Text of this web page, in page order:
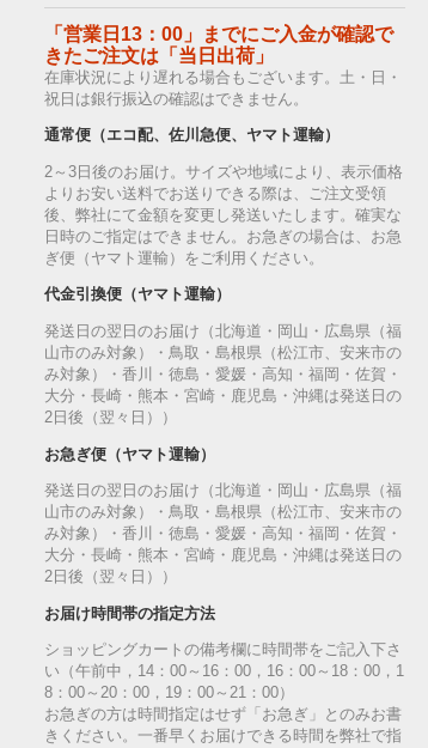
「営業日13：00」までにご入金が確認で
きたご注文は「当日出荷」
在庫状況により遅れる場合もございます。土・日・
祝日は銀行振込の確認はできません。
通常便（エコ配、佐川急便、ヤマト運輸）
2～3日後のお届け。サイズや地域により、表示価格
よりお安い送料でお送りできる際は、ご注文受領
後、弊社にて金額を変更し発送いたします。確実な
日時のご指定はできません。お急ぎの場合は、お急
ぎ便（ヤマト運輸）をご利用ください。
代金引換便（ヤマト運輸）
発送日の翌日のお届け（北海道・岡山・広島県（福
山市のみ対象）・鳥取・島根県（松江市、安来市の
み対象）・香川・徳島・愛媛・高知・福岡・佐賀・
大分・長崎・熊本・宮崎・鹿児島・沖縄は発送日の
2日後（翌々日））
お急ぎ便（ヤマト運輸）
発送日の翌日のお届け（北海道・岡山・広島県（福
山市のみ対象）・鳥取・島根県（松江市、安来市の
み対象）・香川・徳島・愛媛・高知・福岡・佐賀・
大分・長崎・熊本・宮崎・鹿児島・沖縄は発送日の
2日後（翌々日））
お届け時間帯の指定方法
ショッピングカートの備考欄に時間帯をご記入下さ
い（午前中，14：00～16：00，16：00～18：00，1
8：00～20：00，19：00～21：00）
お急ぎの方は時間指定はせず「お急ぎ」とのみお書
きください。一番早くお届けできる時間を弊社で指